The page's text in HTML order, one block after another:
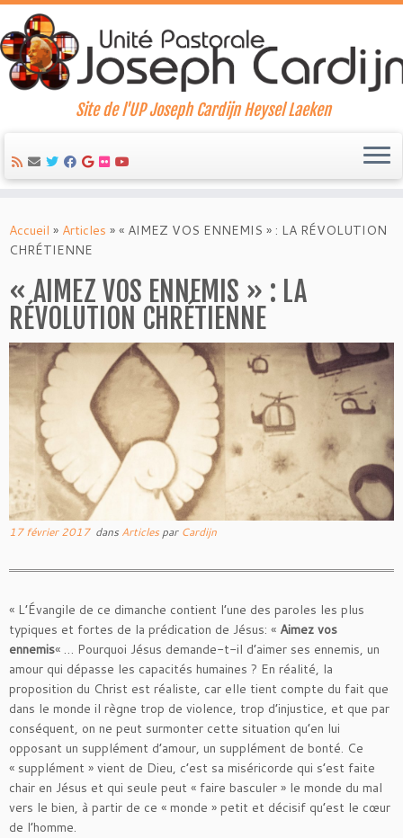
to
content
Site de l'UP Joseph Cardijn Heysel Laeken
Accueil » Articles » « AIMEZ VOS ENNEMIS » : LA RÉVOLUTION
CHRÉTIENNE
« AIMEZ VOS ENNEMIS » : LA
RÉVOLUTION CHRÉTIENNE
17 février 2017dans Articles par Cardijn
« L’Évangile de ce dimanche contient l’une des paroles les plus
typiques et fortes de la prédication de Jésus: « Aimez vos
ennemis« … Pourquoi Jésus demande-t-il d’aimer ses ennemis, un
amour qui dépasse les capacités humaines ? En réalité, la
proposition du Christ est réaliste, car elle tient compte du fait que
dans le monde il règne trop de violence, trop d’injustice, et que par
conséquent, on ne peut surmonter cette situation qu’en lui
opposant un supplément d’amour, un supplément de bonté. Ce
« supplément » vient de Dieu, c’est sa miséricorde qui s’est faite
chair en Jésus et qui seule peut « faire basculer » le monde du mal
vers le bien, à partir de ce « monde » petit et décisif qu’est le cœur
de l’homme.